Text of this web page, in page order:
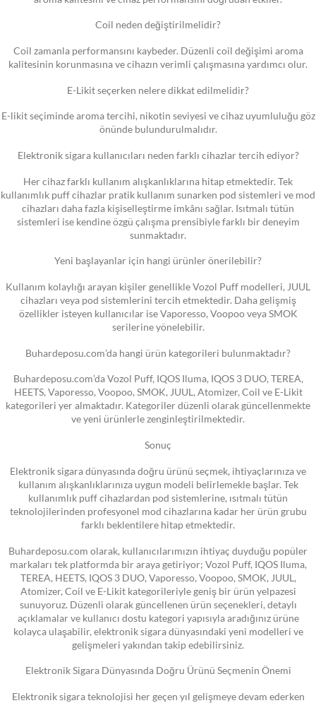
Coil neden değiştirilmelidir?
Coil zamanla performansını kaybeder. Düzenli coil değişimi aroma
kalitesinin korunmasına ve cihazın verimli çalışmasına yardımcı olur.
E-Likit seçerken nelere dikkat edilmelidir?
E-likit seçiminde aroma tercihi, nikotin seviyesi ve cihaz uyumluluğu göz
önünde bulundurulmalıdır.
Elektronik sigara kullanıcıları neden farklı cihazlar tercih ediyor?
Her cihaz farklı kullanım alışkanlıklarına hitap etmektedir. Tek
kullanımlık puff cihazlar pratik kullanım sunarken pod sistemleri ve mod
cihazları daha fazla kişiselleştirme imkânı sağlar. Isıtmalı tütün
sistemleri ise kendine özgü çalışma prensibiyle farklı bir deneyim
sunmaktadır.
Yeni başlayanlar için hangi ürünler önerilebilir?
Kullanım kolaylığı arayan kişiler genellikle Vozol Puff modelleri, JUUL
cihazları veya pod sistemlerini tercih etmektedir. Daha gelişmiş
özellikler isteyen kullanıcılar ise Vaporesso, Voopoo veya SMOK
serilerine yönelebilir.
Buhardeposu.com’da hangi ürün kategorileri bulunmaktadır?
Buhardeposu.com’da Vozol Puff, IQOS Iluma, IQOS 3 DUO, TEREA,
HEETS, Vaporesso, Voopoo, SMOK, JUUL, Atomizer, Coil ve E-Likit
kategorileri yer almaktadır. Kategoriler düzenli olarak güncellenmekte
ve yeni ürünlerle zenginleştirilmektedir.
Sonuç
Elektronik sigara dünyasında doğru ürünü seçmek, ihtiyaçlarınıza ve
kullanım alışkanlıklarınıza uygun modeli belirlemekle başlar. Tek
kullanımlık puff cihazlardan pod sistemlerine, ısıtmalı tütün
teknolojilerinden profesyonel mod cihazlarına kadar her ürün grubu
farklı beklentilere hitap etmektedir.
Buhardeposu.com olarak, kullanıcılarımızın ihtiyaç duyduğu popüler
markaları tek platformda bir araya getiriyor; Vozol Puff, IQOS Iluma,
TEREA, HEETS, IQOS 3 DUO, Vaporesso, Voopoo, SMOK, JUUL,
Atomizer, Coil ve E-Likit kategorileriyle geniş bir ürün yelpazesi
sunuyoruz. Düzenli olarak güncellenen ürün seçenekleri, detaylı
açıklamalar ve kullanıcı dostu kategori yapısıyla aradığınız ürüne
kolayca ulaşabilir, elektronik sigara dünyasındaki yeni modelleri ve
gelişmeleri yakından takip edebilirsiniz.
Elektronik Sigara Dünyasında Doğru Ürünü Seçmenin Önemi
Elektronik sigara teknolojisi her geçen yıl gelişmeye devam ederken